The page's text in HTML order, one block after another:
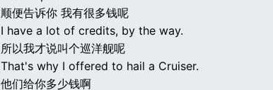
顺便告诉你 我有很多钱呢
I have a lot of credits, by the way.
所以我才说叫个巡洋舰呢
That's why I offered to hail a Cruiser.
他们给你多少钱啊